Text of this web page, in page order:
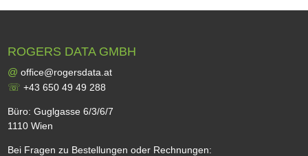
ROGERS DATA GMBH
@ office@rogersdata.at
☏+43 650 49 49 288
Büro: Guglgasse 6/3/6/7
1110 Wien
Bei Fragen zu Bestellungen oder Rechnungen: